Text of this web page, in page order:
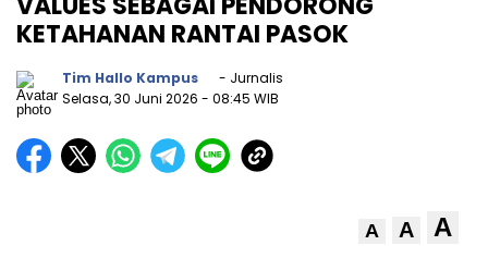
KETAHANAN RANTAI PASOK
Tim Hallo Kampus
- Jurnalis
Selasa, 30 Juni 2026 - 08:45 WIB
A A A